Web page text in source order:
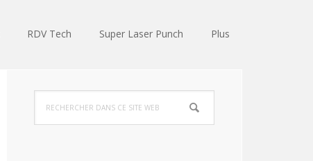
RDV Tech Super Laser Punch Plus
Barre
latérale
dans
ce